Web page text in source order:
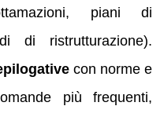
piani di
di ristrutturazione).
con norme e
più frequenti,